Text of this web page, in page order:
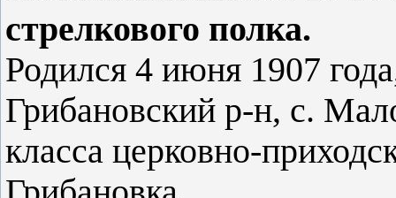
стрелкового полка.
Родился 4 июня 1907
Грибановский р-н, с.
класса церковно-